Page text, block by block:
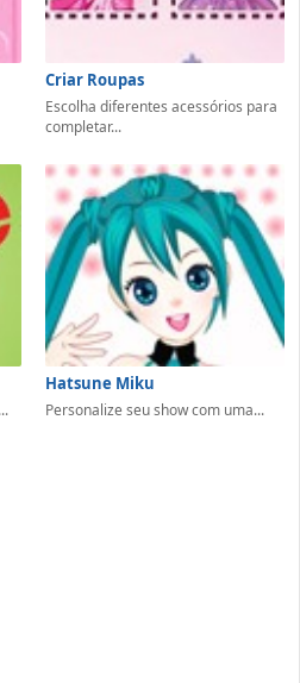
Criar Roupas
Escolha diferentes acessórios para
completar...
Hatsune Miku
Personalize seu show com uma...